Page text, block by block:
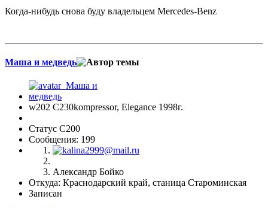
Когда-нибудь снова буду владельцем Mercedes-Benz
Маша и медведь
w202 С230kompressor, Elegance 1998г.
Статус C200
Сообщения: 199
Александр Бойко
Откуда: Краснодарский край, станица Староминская
Записан